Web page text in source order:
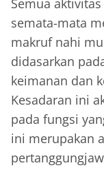
semata-mata
makruf nahi
didasarkan
keimanan dan
Kesadaran ini
pada fungsi
ini merupakan